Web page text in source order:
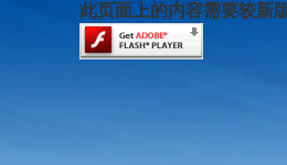
此页面上的内容需要较新